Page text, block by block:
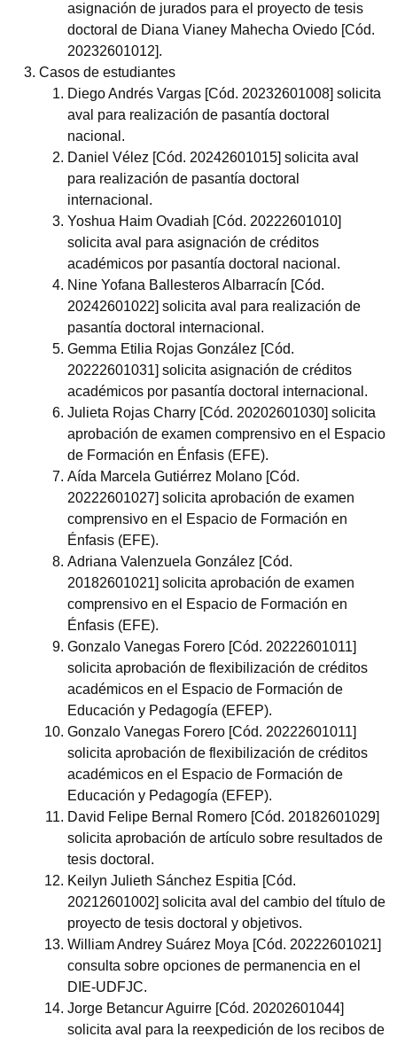
asignación de jurados para el proyecto de tesis
doctoral de Diana Vianey Mahecha Oviedo [Cód.
20232601012].
Casos de estudiantes
Diego Andrés Vargas [Cód. 20232601008] solicita
aval para realización de pasantía doctoral
nacional.
Daniel Vélez [Cód. 20242601015] solicita aval
para realización de pasantía doctoral
internacional.
Yoshua Haim Ovadiah [Cód. 20222601010]
solicita aval para asignación de créditos
académicos por pasantía doctoral nacional.
Nine Yofana Ballesteros Albarracín [Cód.
20242601022] solicita aval para realización de
pasantía doctoral internacional.
Gemma Etilia Rojas González [Cód.
20222601031] solicita asignación de créditos
académicos por pasantía doctoral internacional.
Julieta Rojas Charry [Cód. 20202601030] solicita
aprobación de examen comprensivo en el Espacio
de Formación en Énfasis (EFE).
Aída Marcela Gutiérrez Molano [Cód.
20222601027] solicita aprobación de examen
comprensivo en el Espacio de Formación en
Énfasis (EFE).
Adriana Valenzuela González [Cód.
20182601021] solicita aprobación de examen
comprensivo en el Espacio de Formación en
Énfasis (EFE).
Gonzalo Vanegas Forero [Cód. 20222601011]
solicita aprobación de flexibilización de créditos
académicos en el Espacio de Formación de
Educación y Pedagogía (EFEP).
Gonzalo Vanegas Forero [Cód. 20222601011]
solicita aprobación de flexibilización de créditos
académicos en el Espacio de Formación de
Educación y Pedagogía (EFEP).
David Felipe Bernal Romero [Cód. 20182601029]
solicita aprobación de artículo sobre resultados de
tesis doctoral.
Keilyn Julieth Sánchez Espitia [Cód.
20212601002] solicita aval del cambio del título de
proyecto de tesis doctoral y objetivos.
William Andrey Suárez Moya [Cód. 20222601021]
consulta sobre opciones de permanencia en el
DIE-UDFJC.
Jorge Betancur Aguirre [Cód. 20202601044]
solicita aval para la reexpedición de los recibos de